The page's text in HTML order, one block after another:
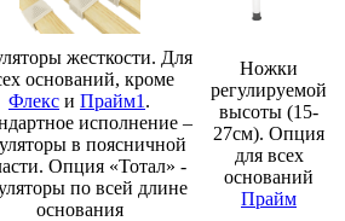
жесткости. Для
оснований, кроме
Флекс и Прайм1 .
исполнение –
в поясничной
Опция «Тотал» -
по всей длине
основания
Ножки
регулируемой
высоты (15-
27см). Опция
для всех
оснований
Прайм